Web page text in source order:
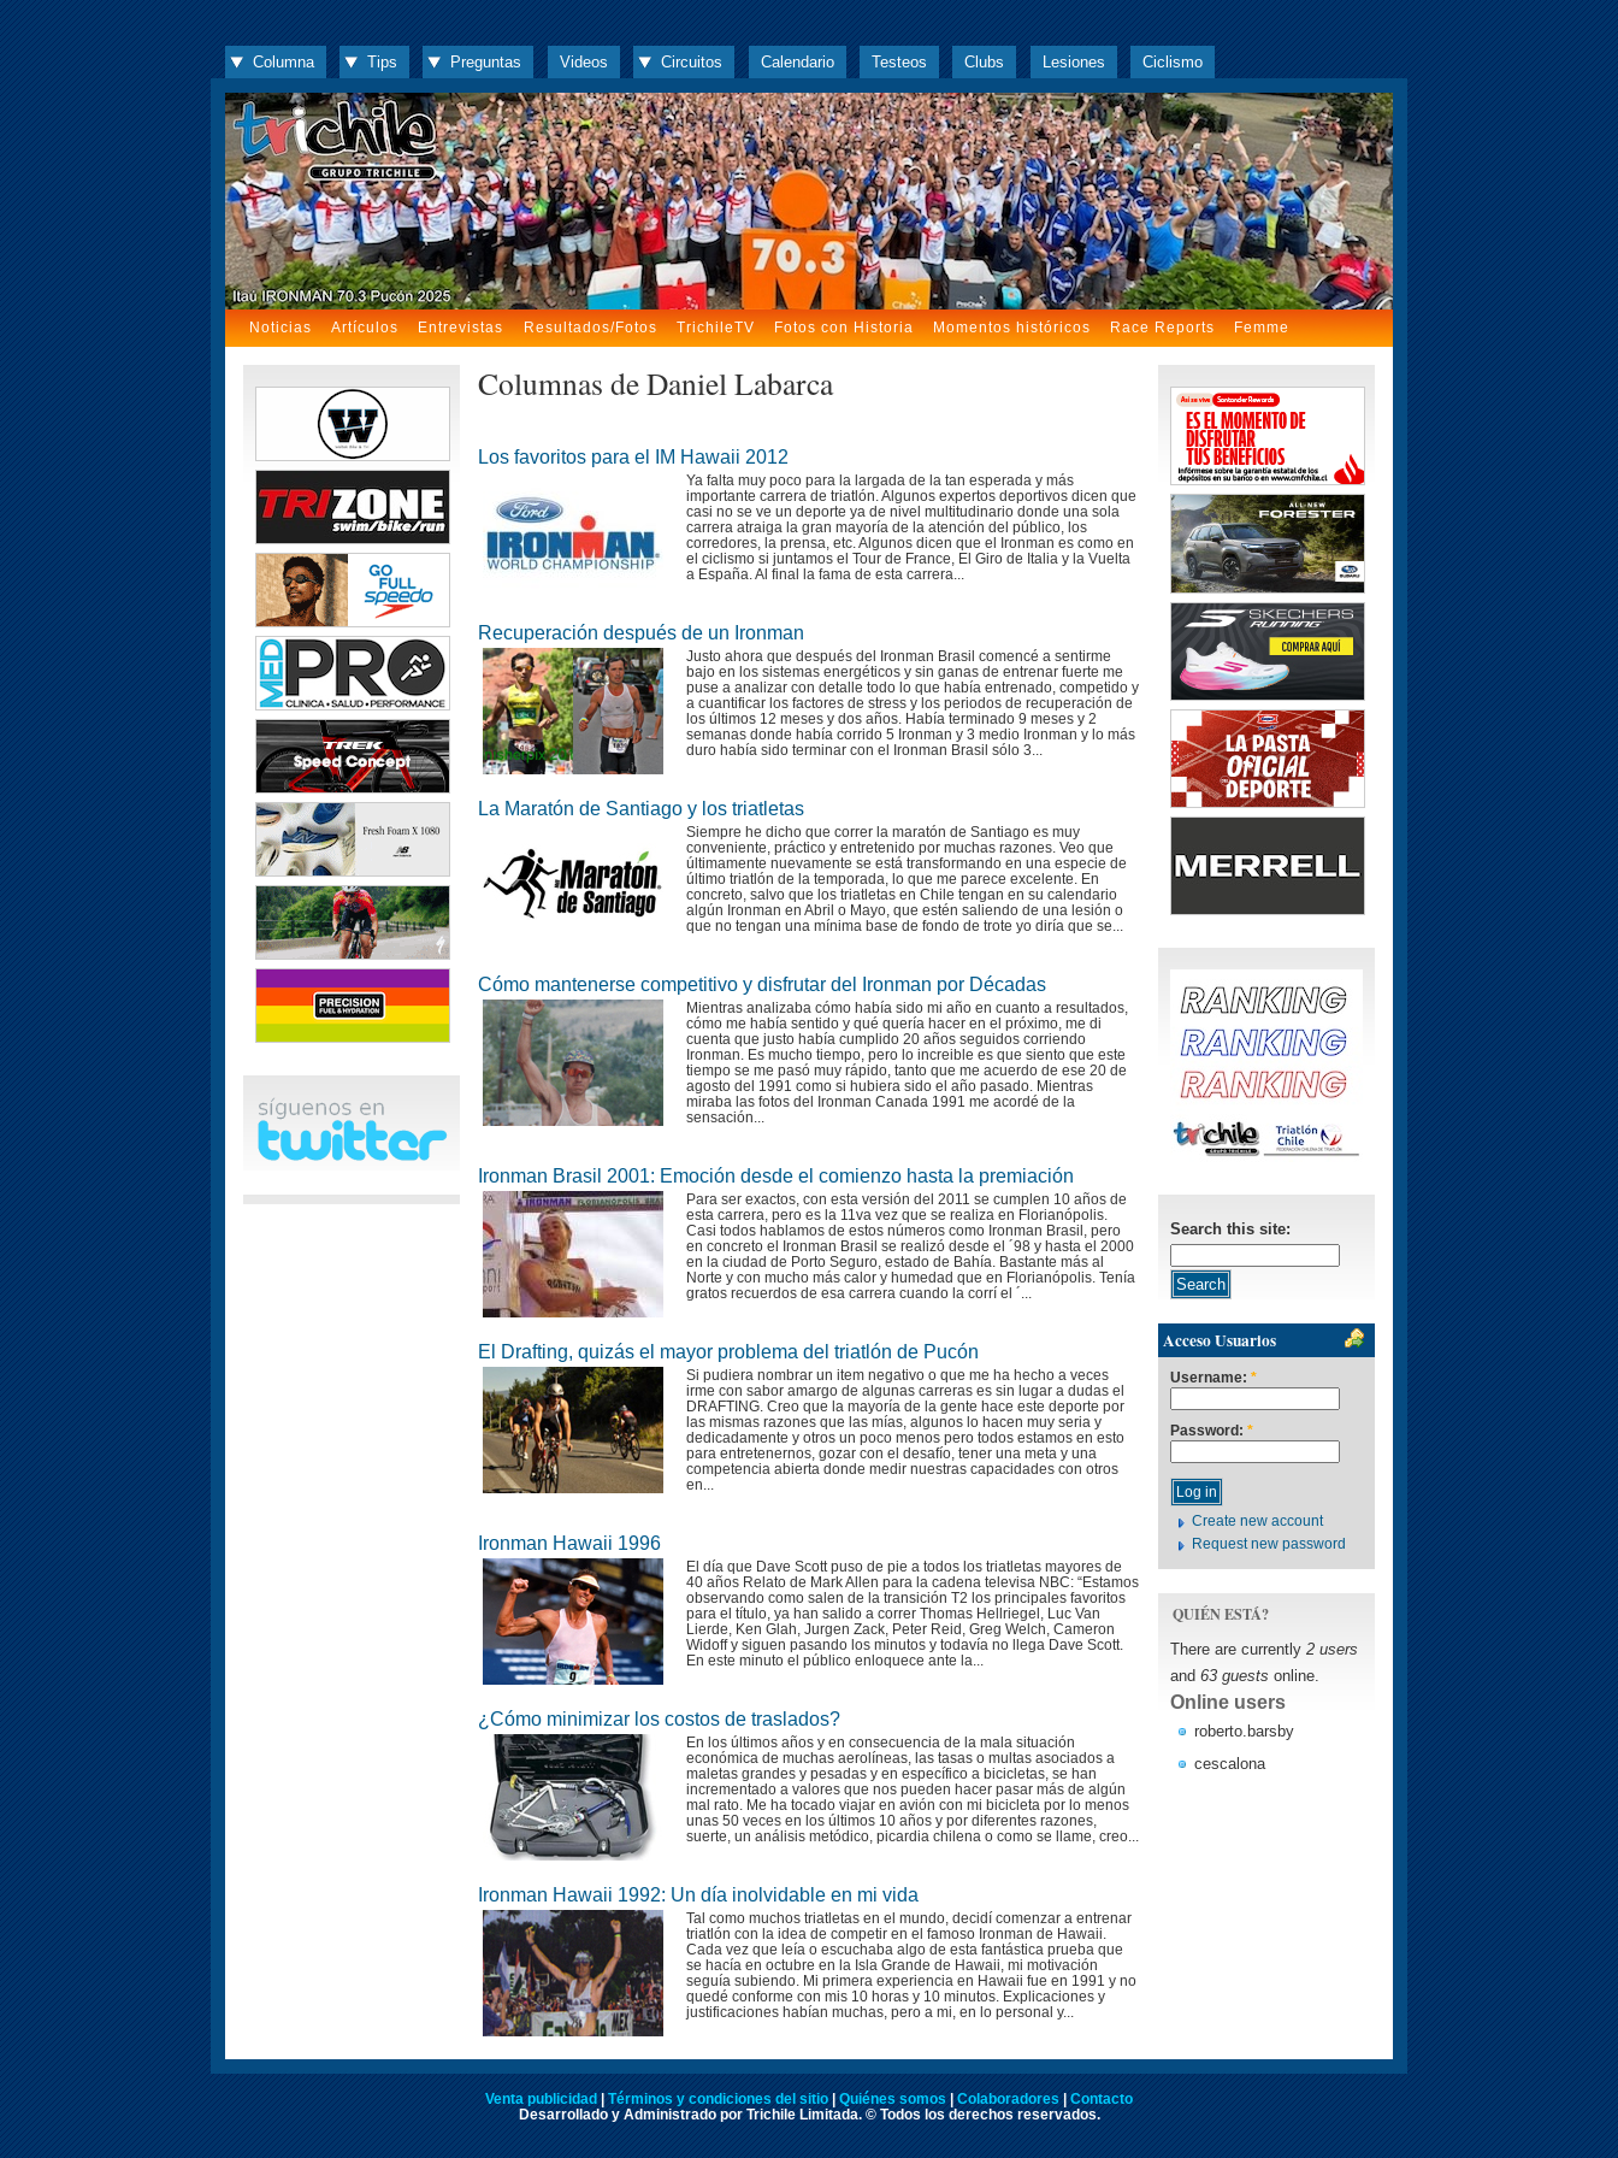
Columna Tips Preguntas Videos Circuitos Calendario Testeos Clubs Lesiones Ciclismo
Noticias Artículos Entrevistas Resultados/Fotos TrichileTV Fotos con Historia Momentos históricos Race Reports Femme
Columnas de Daniel Labarca
Los favoritos para el IM Hawaii 2012
Ya falta muy poco para la largada de la tan esperada y más
importante carrera de triatlón. Algunos expertos deportivos dicen que
casi no se ve un deporte ya de nivel multitudinario donde una sola
carrera atraiga la gran mayoría de la atención del público, los
corredores, la prensa, etc. Algunos dicen que el Ironman es como en
el ciclismo si juntamos el Tour de France, El Giro de Italia y la Vuelta
a España. Al final la fama de esta carrera...
Recuperación después de un Ironman
Justo ahora que después del Ironman Brasil comencé a sentirme
bajo en los sistemas energéticos y sin ganas de entrenar fuerte me
puse a analizar con detalle todo lo que había entrenado, competido y
a cuantificar los factores de stress y los periodos de recuperación de
los últimos 12 meses y dos años. Había terminado 9 meses y 2
semanas donde había corrido 5 Ironman y 3 medio Ironman y lo más
duro había sido terminar con el Ironman Brasil sólo 3...
La Maratón de Santiago y los triatletas
Siempre he dicho que correr la maratón de Santiago es muy
conveniente, práctico y entretenido por muchas razones. Veo que
últimamente nuevamente se está transformando en una especie de
último triatlón de la temporada, lo que me parece excelente. En
concreto, salvo que los triatletas en Chile tengan en su calendario
algún Ironman en Abril o Mayo, que estén saliendo de una lesión o
que no tengan una mínima base de fondo de trote yo diría que se...
Cómo mantenerse competitivo y disfrutar del Ironman por Décadas
Mientras analizaba cómo había sido mi año en cuanto a resultados,
cómo me había sentido y qué quería hacer en el próximo, me di
cuenta que justo había cumplido 20 años seguidos corriendo
Ironman. Es mucho tiempo, pero lo increible es que siento que este
tiempo se me pasó muy rápido, tanto que me acuerdo de ese 20 de
agosto del 1991 como si hubiera sido el año pasado. Mientras
miraba las fotos del Ironman Canada 1991 me acordé de la
sensación...
Ironman Brasil 2001: Emoción desde el comienzo hasta la premiación
Para ser exactos, con esta versión del 2011 se cumplen 10 años de
esta carrera, pero es la 11va vez que se realiza en Florianópolis.
Casi todos hablamos de estos números como Ironman Brasil, pero
en concreto el Ironman Brasil se realizó desde el ´98 y hasta el 2000
en la ciudad de Porto Seguro, estado de Bahía. Bastante más al
Norte y con mucho más calor y humedad que en Florianópolis. Tenía
gratos recuerdos de esa carrera cuando la corrí el ´...
El Drafting, quizás el mayor problema del triatlón de Pucón
Si pudiera nombrar un item negativo o que me ha hecho a veces
irme con sabor amargo de algunas carreras es sin lugar a dudas el
DRAFTING. Creo que la mayoría de la gente hace este deporte por
las mismas razones que las mías, algunos lo hacen muy seria y
dedicadamente y otros un poco menos pero todos estamos en esto
para entretenernos, gozar con el desafío, tener una meta y una
competencia abierta donde medir nuestras capacidades con otros
en...
Ironman Hawaii 1996
El día que Dave Scott puso de pie a todos los triatletas mayores de
40 años Relato de Mark Allen para la cadena televisa NBC: “Estamos
observando como salen de la transición T2 los principales favoritos
para el título, ya han salido a correr Thomas Hellriegel, Luc Van
Lierde, Ken Glah, Jurgen Zack, Peter Reid, Greg Welch, Cameron
Widoff y siguen pasando los minutos y todavía no llega Dave Scott.
En este minuto el público enloquece ante la...
¿Cómo minimizar los costos de traslados?
En los últimos años y en consecuencia de la mala situación
económica de muchas aerolíneas, las tasas o multas asociados a
maletas grandes y pesadas y en específico a bicicletas, se han
incrementado a valores que nos pueden hacer pasar más de algún
mal rato. Me ha tocado viajar en avión con mi bicicleta por lo menos
unas 50 veces en los últimos 10 años y por diferentes razones,
suerte, un análisis metódico, picardia chilena o como se llame, creo...
Ironman Hawaii 1992: Un día inolvidable en mi vida
Tal como muchos triatletas en el mundo, decidí comenzar a entrenar
triatlón con la idea de competir en el famoso Ironman de Hawaii.
Cada vez que leía o escuchaba algo de esta fantástica prueba que
se hacía en octubre en la Isla Grande de Hawaii, mi motivación
seguía subiendo. Mi primera experiencia en Hawaii fue en 1991 y no
quedé conforme con mis 10 horas y 10 minutos. Explicaciones y
justificaciones habían muchas, pero a mi, en lo personal y...
Search this site:
Acceso Usuarios
Username: *
Password: *
Create new account
Request new password
QUIÉN ESTÁ?
There are currently 2 users
and 63 guests online.
Online users
roberto.barsby
cescalona
Venta publicidad Términos y condiciones del sitio Quiénes somos Colaboradores
Contacto
Desarrollado y Administrado por Trichile Limitada. © Todos los derechos reservados.